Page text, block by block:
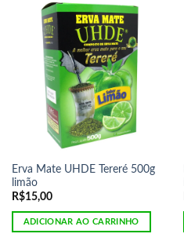
Erva Mate UHDE Tereré 500g
limão
R$15,00
ADICIONAR AO CARRINHO